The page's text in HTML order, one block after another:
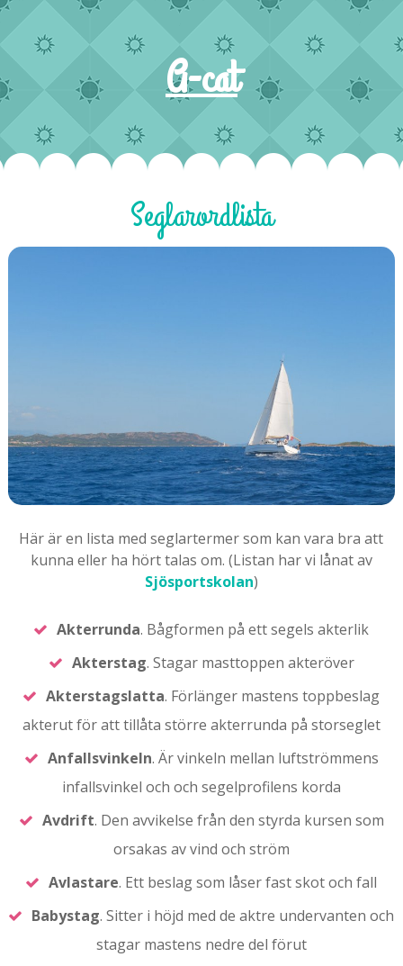
A-cat
Seglarordlista
Här är en lista med seglartermer som kan vara bra att
kunna eller ha hört talas om. (Listan har vi lånat av
Sjösportskolan)
Akterrunda. Bågformen på ett segels akterlik
Akterstag. Stagar masttoppen akteröver
Akterstagslatta. Förlänger mastens toppbeslag
akterut för att tillåta större akterrunda på storseglet
Anfallsvinkeln. Är vinkeln mellan luftströmmens
infallsvinkel och och segelprofilens korda
Avdrift. Den avvikelse från den styrda kursen som
orsakas av vind och ström
Avlastare. Ett beslag som låser fast skot och fall
Babystag. Sitter i höjd med de aktre undervanten och
stagar mastens nedre del förut